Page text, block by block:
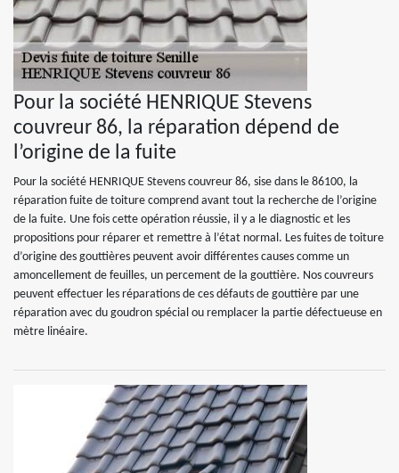
Pour la société HENRIQUE Stevens
couvreur 86, la réparation dépend de
l’origine de la fuite
Pour la société HENRIQUE Stevens couvreur 86, sise dans le 86100, la
réparation fuite de toiture comprend avant tout la recherche de l’origine
de la fuite. Une fois cette opération réussie, il y a le diagnostic et les
propositions pour réparer et remettre à l’état normal. Les fuites de toiture
d’origine des gouttières peuvent avoir différentes causes comme un
amoncellement de feuilles, un percement de la gouttière. Nos couvreurs
peuvent effectuer les réparations de ces défauts de gouttière par une
réparation avec du goudron spécial ou remplacer la partie défectueuse en
mètre linéaire.